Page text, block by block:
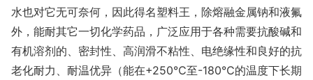
水也对它无可奈何，因此得名塑料王，除熔融金属钠和液氟
外，能耐其它一切化学药品，广泛应用于各种需要抗酸碱和
有机溶剂的、密封性、高润滑不粘性、电绝缘性和良好的抗
老化耐力、耐温优异（能在+250℃至-180℃的温度下长期